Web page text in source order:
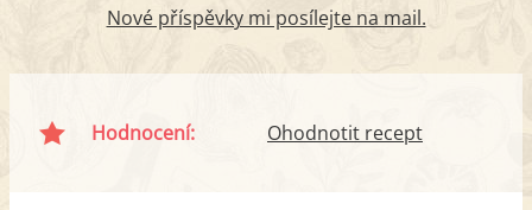
Nové příspěvky mi posílejte na mail.
Hodnocení: Ohodnotit recept